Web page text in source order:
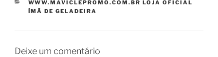
CATEGORIAS
WWW.MAVICLEPROMO.COM.BR LOJA OFICIAL
ÍMÃ DE GELADEIRA
Deixe um comentário